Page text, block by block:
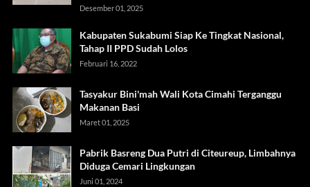
Desember 01, 2025
Kabupaten Sukabumi Siap Ke Tingkat Nasional,
Tahap II PPD Sudah Lolos
Februari 16, 2022
Tasyakur Bini'mah Wali Kota Cimahi Terganggu
Makanan Basi
Maret 01, 2025
Pabrik Basreng Dua Putri di Citeureup, Limbahnya
Diduga Cemari Lingkungan
Juni 01, 2024